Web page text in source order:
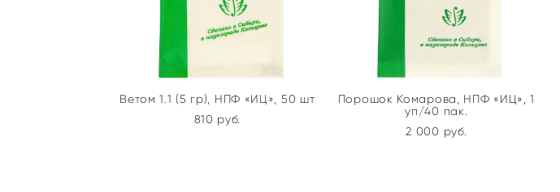
Ветом 1.1 (5 гр), НПФ «ИЦ», 50 шт
810 pуб.
Порошок Комарова, НПФ «ИЦ», 1
уп/40 пак.
2 000 pуб.